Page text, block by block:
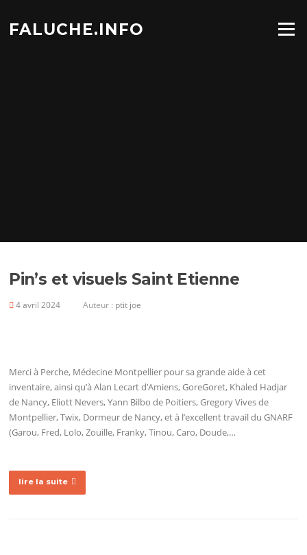
contenu
FALUCHE.INFO Menu
Pin’s et visuels Saint Etienne
4 avril 2024 Auteur : ptit joe
Merci à Perche, Médecine Montpellier pour sa grande aide à cet
inventaire, ainsi qu’à Alan Lecart d’Amiens, GoreGoret, Khaled Hadjar
de Nancy, Eliott Nevers, Yann Bilbo de Poitiers, Gregory Vives de
Montpellier, Twix, Dormeur de Nancy, et à l’excellent travail du GNARF
(Garou, Fred, Lolo, Zouille, Franky, Tinou, Caro, Doude,…
lire la suite